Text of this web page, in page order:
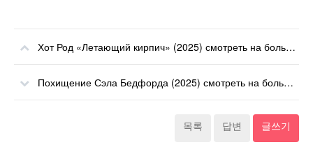
Хот Род «Летающий кирпич» (2025) смотреть на большом экране онлайн
Похищение Сэла Бедфорда (2025) смотреть на большом экране онлайн
목록 답변 글쓰기